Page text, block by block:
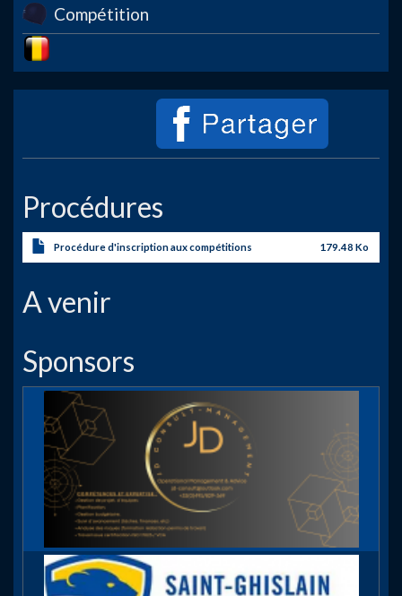
Compétition
Image
Procédures
Procédure d'inscription aux compétitions 179.48 Ko
A venir
Sponsors